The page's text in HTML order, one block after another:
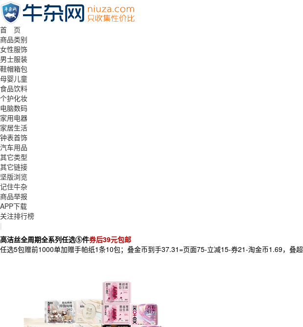
首 页
商品类别
女性服饰
男士服装
鞋帽箱包
母婴儿童
食品饮料
个护化妆
电脑数码
家用电器
家居生活
钟表首饰
汽车用品
其它类型
其它链接
坚版浏览
记住牛杂
商品举报
APP下载
关注排行榜
|
高洁丝全周期全系列任选⑤件券后39元包邮
任选5包赠前1000单加赠手帕纸1条10包；叠金币到手37.31=页面75-立减15-券21-淘金币1.69，叠